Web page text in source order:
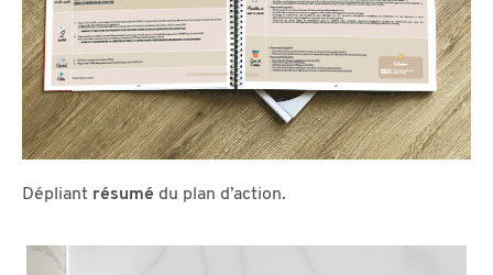
Dépliant résumé du plan d’action.